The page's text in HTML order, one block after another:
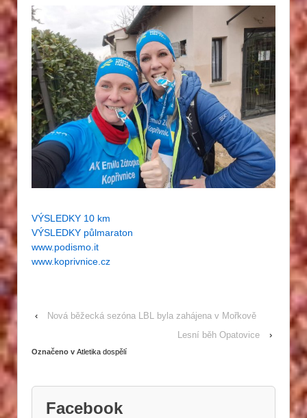
VÝSLEDKY 10 km
VÝSLEDKY půlmaraton
www.podismo.it
www.koprivnice.cz
‹
Nová běžecká sezóna LBL byla zahájena v Mořkově
Lesní běh Opatovice
›
Označeno v Atletika dospělí
Facebook